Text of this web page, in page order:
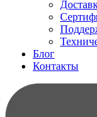
Блог
Контакты